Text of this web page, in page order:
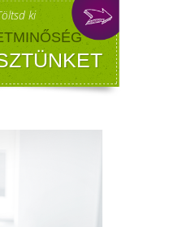
más néven a szexuális
számára központi
csupán a testi egészséget,
is befolyásolja.